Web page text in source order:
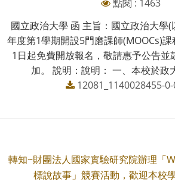
點閱 : 1463
國立政治大學 函 主旨：國立政治大學
年度第1學期開設5門磨課師(MOOCs)
1日起免費開放報名，敬請惠予公告並
加。 說明：說明： 一、本校於政
12081_1140028455-
轉知~財團法人國家實驗研究院辦理「
標說故事」競賽活動，歡迎本校